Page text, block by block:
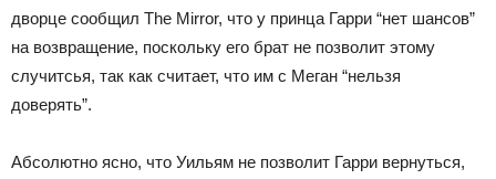
дворце сообщил The Mirror, что у принца Гарри “нет шансов”
на возвращение, поскольку его брат не позволит этому
случитсья, так как считает, что им с Меган “нельзя
доверять”.
Абсолютно ясно, что Уильям не позволит Гарри вернуться,